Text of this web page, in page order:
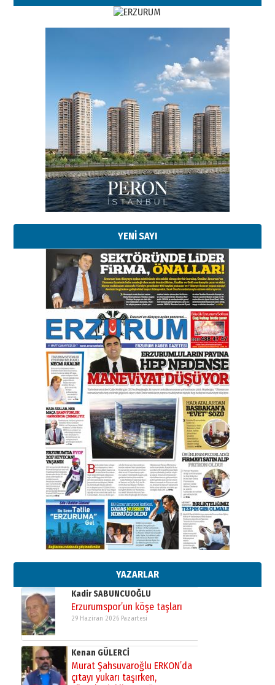
YENİ SAYI
YAZARLAR
Esat BİNDESEN
Başkan Sekmen’den Erzurum’a
bir vizyon proje daha!
02 Ağustos 2026 Pazar
Kadir SABUNCUOĞLU
Erzurumspor’un köşe taşları
29 Haziran 2026 Pazartesi
Kenan GÜLERCİ
Murat Şahsuvaroğlu ERKON’da
çıtayı yukarı taşırken,
yönetimdekiler aşağı
çekmemeli!
17 Şubat 2026 SalıOrhan BOZKURT
Bir fotoğraf, bir şehir, bir
gazeteci… Dizginler kimin
elinde?
31 Mart 2026 Salı
A. Berhan Yılmaz
BİR BÖLÜM DEĞİL, BİR ÖMÜR
SEÇİYORSUNUZ… “NEDEN
ATATÜRK ÜNİVERSİTESİ?”
28 Temmuz 2026 Salı
Ahmet Gökhan YAZICI
Ahmed Yesevi’den bir Alperen…
”Reisimiz” idi… Hakka yürüdü.!
26 Mart 2026 Perşembe
Cem Bakırcı
Ardında bıraktığı hatıralarıyla
gönül adamı Faruk Terzioğlu!
13 Mayıs 2026 Çarşamba
Esat BİNDESEN
Başkan Sekmen’den Erzurum’a
02 Ağustos 2026 Pazar
Kadir SABUNCUOĞLU
Erzurumspor’un köşe taşları
29 Haziran 2026 Pazartesi
Kenan GÜLERCİ
Murat Şahsuvaroğlu ERKON’da
çıtayı yukarı taşırken,